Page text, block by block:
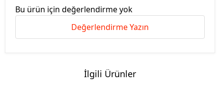
Bu ürün için değerlendirme yok
Değerlendirme Yazın
İlgili Ürünler